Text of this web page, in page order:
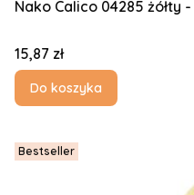
Nako Calico 04285 żółty -
Cena
15,87 zł
Do koszyka
Bestseller